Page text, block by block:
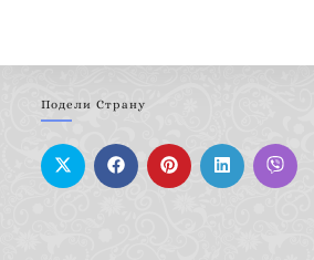
Подели Страну